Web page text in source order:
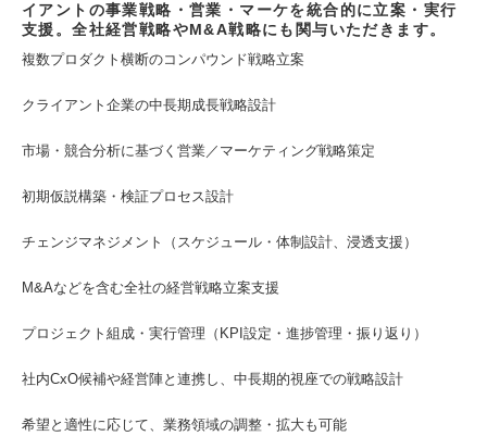
イアントの事業戦略・営業・マーケを統合的に立案・実行
支援。全社経営戦略やM&A戦略にも関与いただきます。
複数プロダクト横断のコンパウンド戦略立案
クライアント企業の中長期成長戦略設計
市場・競合分析に基づく営業／マーケティング戦略策定
初期仮説構築・検証プロセス設計
チェンジマネジメント（スケジュール・体制設計、浸透支援）
M&Aなどを含む全社の経営戦略立案支援
プロジェクト組成・実行管理（KPI設定・進捗管理・振り返り）
社内CxO候補や経営陣と連携し、中長期的視座での戦略設計
希望と適性に応じて、業務領域の調整・拡大も可能